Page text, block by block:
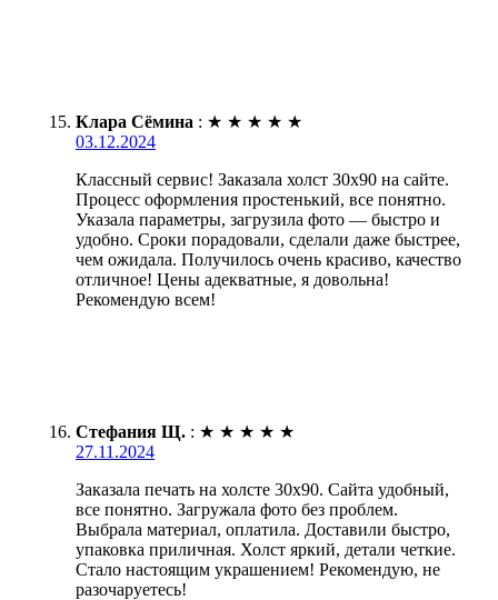
Клара Сёмина : ★ ★ ★ ★ ★
03.12.2024
Классный сервис! Заказала холст 30х90 на сайте.
Процесс оформления простенький, все понятно.
Указала параметры, загрузила фото — быстро и
удобно. Сроки порадовали, сделали даже быстрее,
чем ожидала. Получилось очень красиво, качество
отличное! Цены адекватные, я довольна!
Рекомендую всем!
Стефания Щ. : ★ ★ ★ ★ ★
27.11.2024
Заказала печать на холсте 30х90. Сайта удобный,
все понятно. Загружала фото без проблем.
Выбрала материал, оплатила. Доставили быстро,
упаковка приличная. Холст яркий, детали четкие.
Стало настоящим украшением! Рекомендую, не
разочаруетесь!